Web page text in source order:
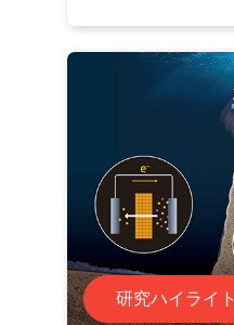
研究ハイライト